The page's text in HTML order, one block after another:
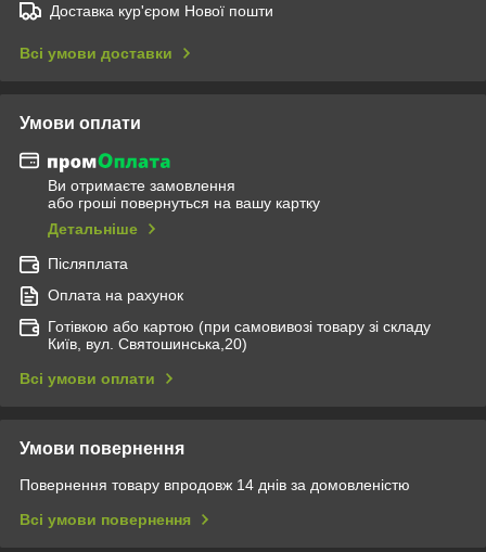
Доставка кур'єром Нової пошти
Всі умови доставки
Умови оплати
Ви отримаєте замовлення
або гроші повернуться на вашу картку
Детальніше
Післяплата
Оплата на рахунок
Готівкою або картою (при самовивозі товару зі складу
Київ, вул. Святошинська,20)
Всі умови оплати
Умови повернення
Повернення товару впродовж 14 днів за домовленістю
Всі умови повернення